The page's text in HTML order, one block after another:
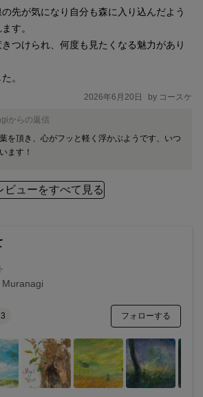
先が気になり自分も森に入り込んだよう
す。
つけられ、何度も見たくなる魅力があり
。
2026年6月20日 by コースケ
からの返信
を頂き、心がフッと軽く浮かぶようです、いつ
ます！
ビューをすべて見る
Muranagi
フォローする